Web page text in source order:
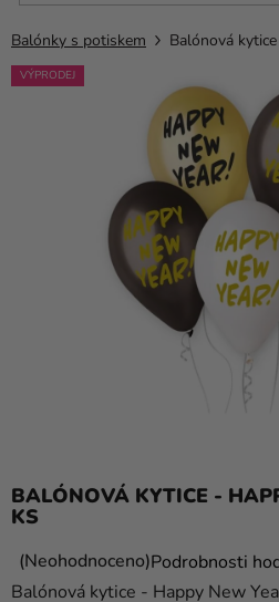
stany
Kanekalon
merch
Balónky s potiskem Balónová
BALÓNOVÁ KYTICE -
KS
Průměrné
hodnocení
NeohodnocenoPodrobnosti
Balónová kytice - Happy New
VÝPRODEJ